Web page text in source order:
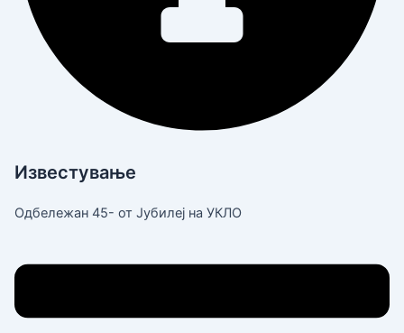
Известување
Одбележан 45- от Јубилеј на УКЛО